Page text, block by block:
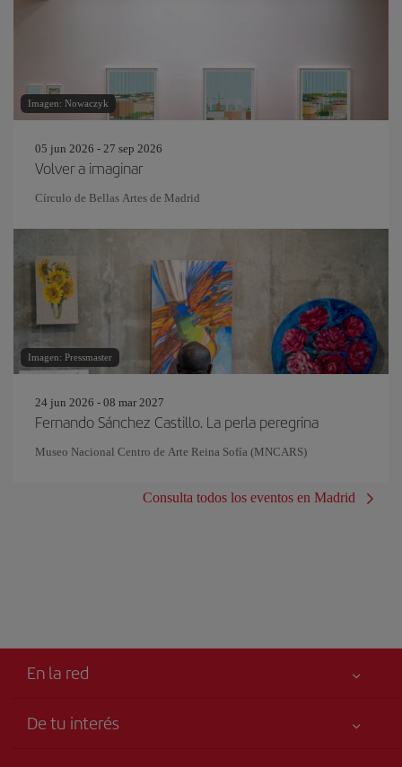
Imagen: Nowaczyk
05 jun 2026 - 27 sep 2026
Volver a imaginar
Círculo de Bellas Artes de Madrid
Imagen: Pressmaster
24 jun 2026 - 08 mar 2027
Fernando Sánchez Castillo. La perla peregrina
Museo Nacional Centro de Arte Reina Sofía (MNCARS)
Consulta todos los eventos en Madrid
En la red
De tu interés